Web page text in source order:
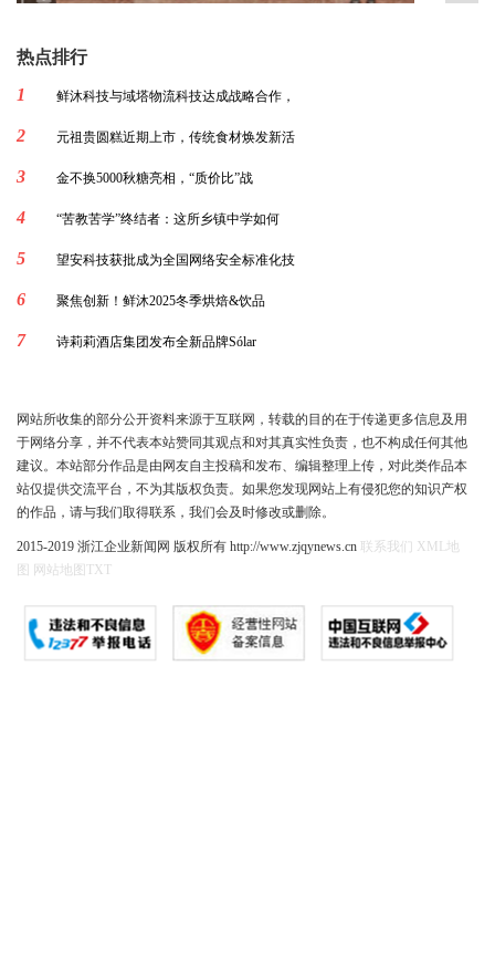
热点排行
1
鲜沐科技与域塔物流科技达成战略合作，
2 元祖贵圆糕近期上市，传统食材焕发新活
3 金不换5000秋糖亮相，“质价比”战
4 “苦教苦学”终结者：这所乡镇中学如何
5 望安科技获批成为全国网络安全标准化技
6 聚焦创新！鲜沐2025冬季烘焙&饮品
7 诗莉莉酒店集团发布全新品牌Sólar
网站所收集的部分公开资料来源于互联网，转载的目的在于传递更多信息及用
于网络分享，并不代表本站赞同其观点和对其真实性负责，也不构成任何其他
建议。本站部分作品是由网友自主投稿和发布、编辑整理上传，对此类作品本
站仅提供交流平台，不为其版权负责。如果您发现网站上有侵犯您的知识产权
的作品，请与我们取得联系，我们会及时修改或删除。
2015-2019 浙江企业新闻网 版权所有 http://www.zjqynews.cn 联系我们
XML地
图
网站地图 TXT